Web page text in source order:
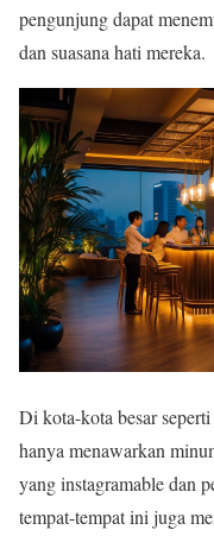
pengunjung dapat
dan suasana hati mereka.
Di kota-kota besar
hanya menawarkan
yang instagramable dan
tempat-tempat ini juga